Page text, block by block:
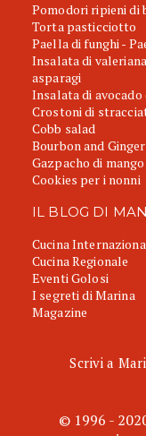
Pomodori ripieni di
Torta pasticciotto
Paella di funghi -
Insalata di
asparagi
Insalata di avocado
Crostoni di
Cobb salad
Bourbon and
Gazpacho di mango
Cookies per i nonni
IL BLOG DI
Cucina
Cucina Regionale
Eventi Golosi
I segreti di Marina
Magazine
Scrivi a
© 1996 -